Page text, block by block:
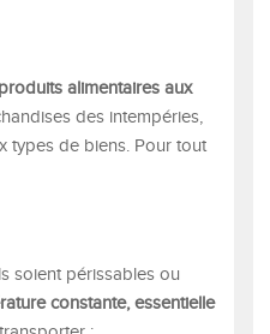
alimentaires aux
des intempéries,
types de biens. Pour tout
soient périssables ou
constante, essentielle